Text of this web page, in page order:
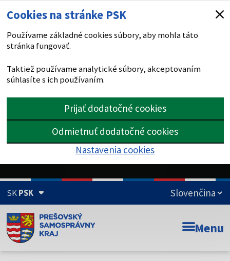
Cookies na stránke PSK
Používame základné cookies súbory, aby mohla táto
stránka fungovať.
Taktiež používame analytické súbory, akceptovaním
súhlasíte s ich používaním.
Prijať dodatočné cookies
Odmietnuť dodatočné cookies
Nastavenia cookies
SKPSK
Doména psk.sk je oficiálna
Toto je oficiálna webová stránka Prešovského
Menu